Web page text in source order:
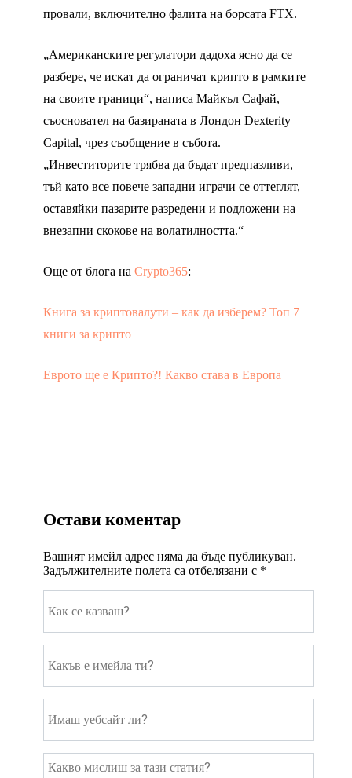
провали, включително фалита на борсата FTX.
„Американските регулатори дадоха ясно да се
разбере, че искат да ограничат крипто в рамките
на своите граници“, написа Майкъл Сафай,
съосновател на базираната в Лондон Dexterity
Capital, чрез съобщение в събота.
„Инвеститорите трябва да бъдат предпазливи,
тъй като все повече западни играчи се оттеглят,
оставяйки пазарите разредени и подложени на
внезапни скокове на волатилността.“
Още от блога на Crypto365:
Книга за криптовалути – как да изберем? Топ 7
книги за крипто
Еврото ще е Крипто?! Какво става в Европа
Остави коментар
Вашият имейл адрес няма да бъде публикуван.
Задължителните полета са отбелязани с *